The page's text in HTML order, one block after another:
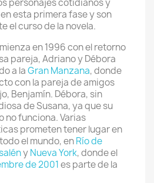
personajes cotidianos y
esta primera fase y son
el curso de la novela.
en 1996 con el retorno
pareja, Adriano y Débora
a laGran Manzana, donde
con la pareja de amigos
Benjamín. Débora, sin
de Susana, ya que su
no funciona. Varias
prometen tener lugar en
el mundo, enRío de
yNueva York, donde el
de 2001es parte de la